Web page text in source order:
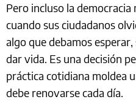
Pero incluso la
cuando sus ciudadanos
algo que debamos
dar vida. Es una decisión
práctica cotidiana moldea
debe renovarse cada día.